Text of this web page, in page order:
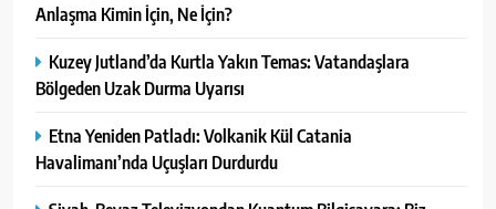
Anlaşma Kimin İçin, Ne İçin?
Kuzey Jutland’da Kurtla Yakın Temas: Vatandaşlara
Bölgeden Uzak Durma Uyarısı
Etna Yeniden Patladı: Volkanik Kül Catania
Havalimanı’nda Uçuşları Durdurdu